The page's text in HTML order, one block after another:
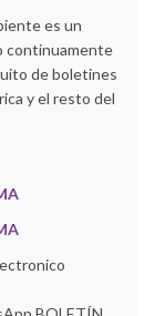
es un
continuamente
de boletines
y el resto del